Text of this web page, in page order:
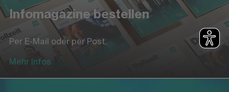
Infomagazine bestellen
Per E-Mail oder per Post.
Mehr Infos